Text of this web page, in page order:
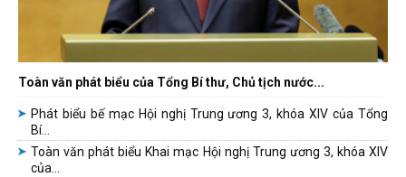
Toàn văn phát biểu của Tổng Bí thư, Chủ tịch nước...
Phát biểu bế mạc Hội nghị Trung ương 3, khóa XIV của Tổng
Bí...
Toàn văn phát biểu Khai mạc Hội nghị Trung ương 3, khóa XIV
của...